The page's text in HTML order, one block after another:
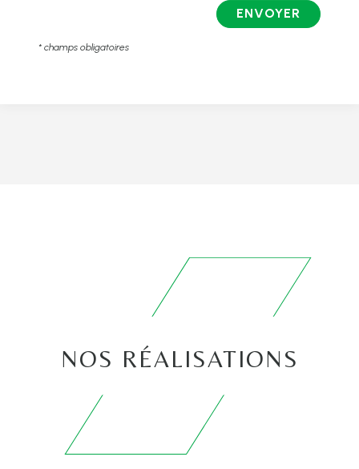
ENVOYER
* champs obligatoires
NOS RÉALISATIONS